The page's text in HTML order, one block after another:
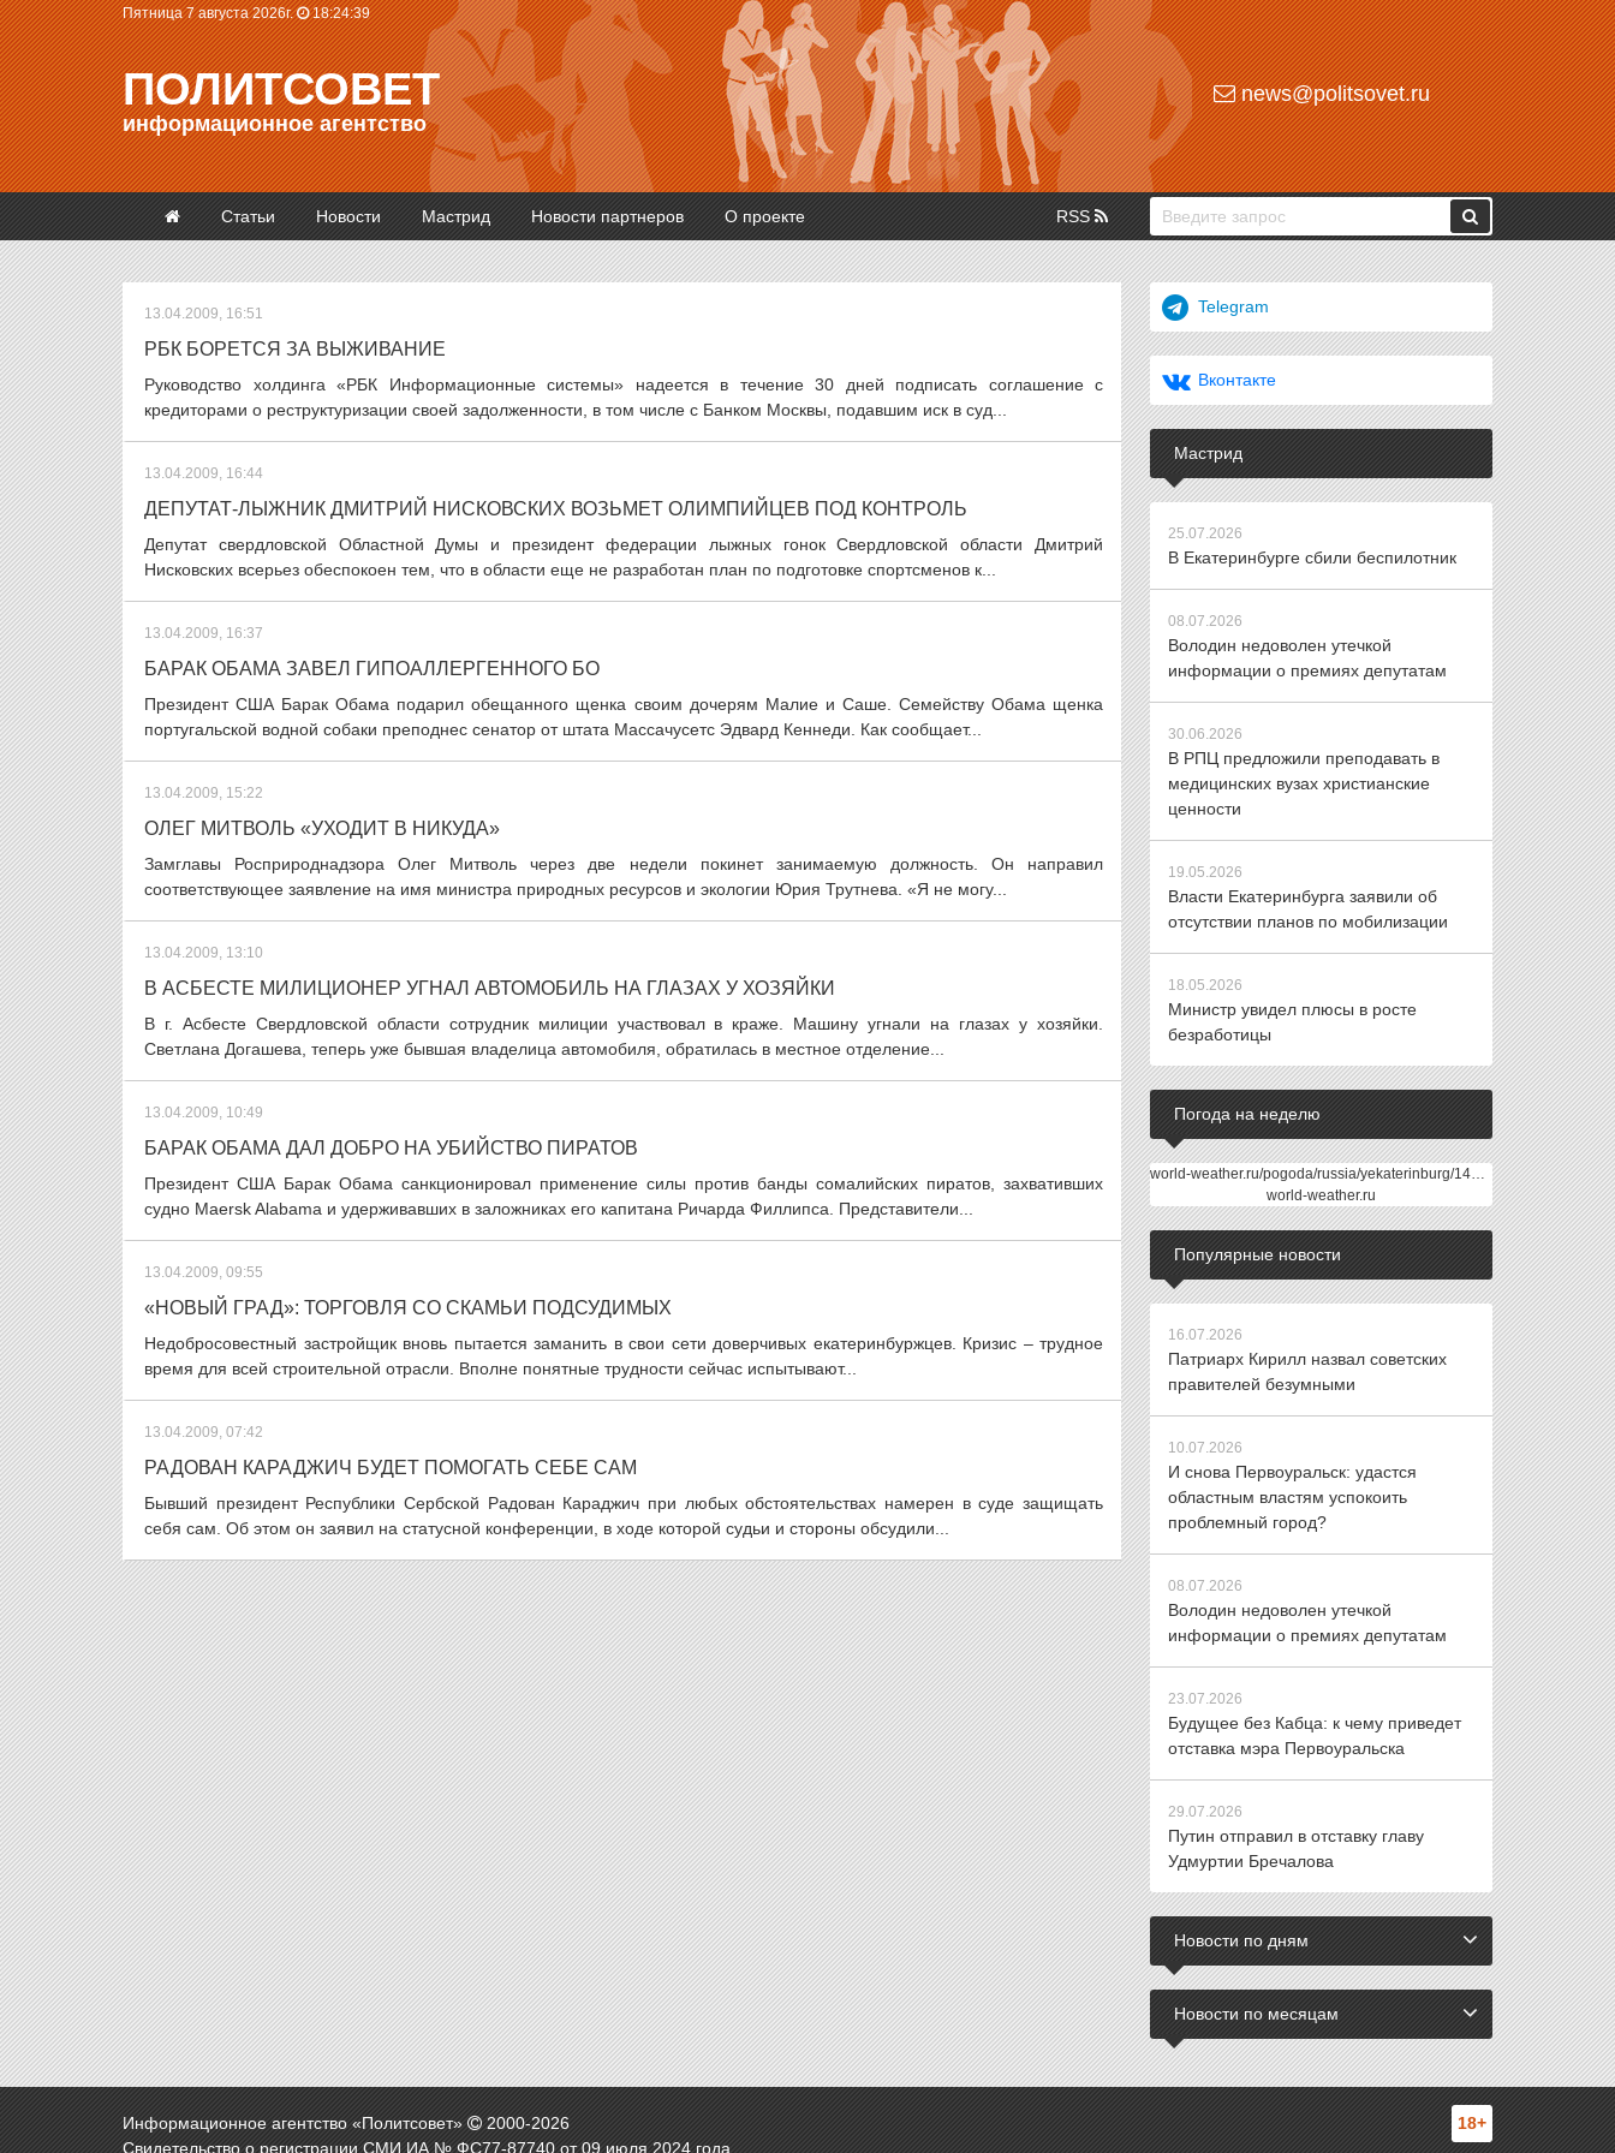
Пятница 7 августа 2026г. 18:24:39
ПОЛИТСОВЕТ
информационное агентство
news@politsovet.ru
Статьи Новости Мастрид Новости партнеров О проекте RSS
13.04.2009, 16:51
РБК БОРЕТСЯ ЗА ВЫЖИВАНИЕ
Руководство холдинга «РБК Информационные системы» надеется в течение 30 дней подписать соглашение с
кредиторами о реструктуризации своей задолженности, в том числе с Банком Москвы, подавшим иск в суд...
13.04.2009, 16:44
ДЕПУТАТ-ЛЫЖНИК ДМИТРИЙ НИСКОВСКИХ ВОЗЬМЕТ ОЛИМПИЙЦЕВ ПОД КОНТРОЛЬ
Депутат свердловской Областной Думы и президент федерации лыжных гонок Свердловской области Дмитрий
Нисковских всерьез обеспокоен тем, что в области еще не разработан план по подготовке спортсменов к...
13.04.2009, 16:37
БАРАК ОБАМА ЗАВЕЛ ГИПОАЛЛЕРГЕННОГО БО
Президент США Барак Обама подарил обещанного щенка своим дочерям Малие и Саше. Семейству Обама щенка
португальской водной собаки преподнес сенатор от штата Массачусетс Эдвард Кеннеди. Как сообщает...
13.04.2009, 15:22
ОЛЕГ МИТВОЛЬ «УХОДИТ В НИКУДА»
Замглавы Росприроднадзора Олег Митволь через две недели покинет занимаемую должность. Он направил
соответствующее заявление на имя министра природных ресурсов и экологии Юрия Трутнева. «Я не могу...
13.04.2009, 13:10
В АСБЕСТЕ МИЛИЦИОНЕР УГНАЛ АВТОМОБИЛЬ НА ГЛАЗАХ У ХОЗЯЙКИ
В г. Асбесте Свердловской области сотрудник милиции участвовал в краже. Машину угнали на глазах у хозяйки.
Светлана Догашева, теперь уже бывшая владелица автомобиля, обратилась в местное отделение...
13.04.2009, 10:49
БАРАК ОБАМА ДАЛ ДОБРО НА УБИЙСТВО ПИРАТОВ
Президент США Барак Обама санкционировал применение силы против банды сомалийских пиратов, захвативших
судно Maersk Alabama и удерживавших в заложниках его капитана Ричарда Филлипса. Представители...
13.04.2009, 09:55
«НОВЫЙ ГРАД»: ТОРГОВЛЯ СО СКАМЬИ ПОДСУДИМЫХ
Недобросовестный застройщик вновь пытается заманить в свои сети доверчивых екатеринбуржцев. Кризис – трудное
время для всей строительной отрасли. Вполне понятные трудности сейчас испытывают...
13.04.2009, 07:42
РАДОВАН КАРАДЖИЧ БУДЕТ ПОМОГАТЬ СЕБЕ САМ
Бывший президент Республики Сербской Радован Караджич при любых обстоятельствах намерен в суде защищать
себя сам. Об этом он заявил на статусной конференции, в ходе которой судьи и стороны обсудили...
Telegram
Вконтакте
Мастрид
25.07.2026
В Екатеринбурге сбили беспилотник
08.07.2026
Володин недоволен утечкой
информации о премиях депутатам
30.06.2026
В РПЦ предложили преподавать в
медицинских вузах христианские
ценности
19.05.2026
Власти Екатеринбурга заявили об
отсутствии планов по мобилизации
18.05.2026
Министр увидел плюсы в росте
безработицы
Погода на неделю
world-weather.ru/pogoda/russia/yekaterinburg/14days/
world-weather.ru
Популярные новости
16.07.2026
Патриарх Кирилл назвал советских
правителей безумными
10.07.2026
И снова Первоуральск: удастся
областным властям успокоить
проблемный город?
08.07.2026
Володин недоволен утечкой
информации о премиях депутатам
23.07.2026
Будущее без Кабца: к чему приведет
отставка мэра Первоуральска
29.07.2026
Путин отправил в отставку главу
Удмуртии Бречалова
Новости по дням
Новости по месяцам
Информационное агентство «Политсовет» 2000-2026
Свидетельство о регистрации СМИ ИА № ФС77-87740 от 09 июля 2024 года.
18+